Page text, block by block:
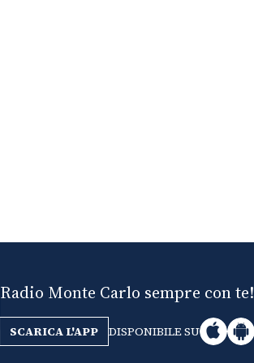
Radio Monte Carlo sempre con te!
SCARICA L'APP DISPONIBILE SU